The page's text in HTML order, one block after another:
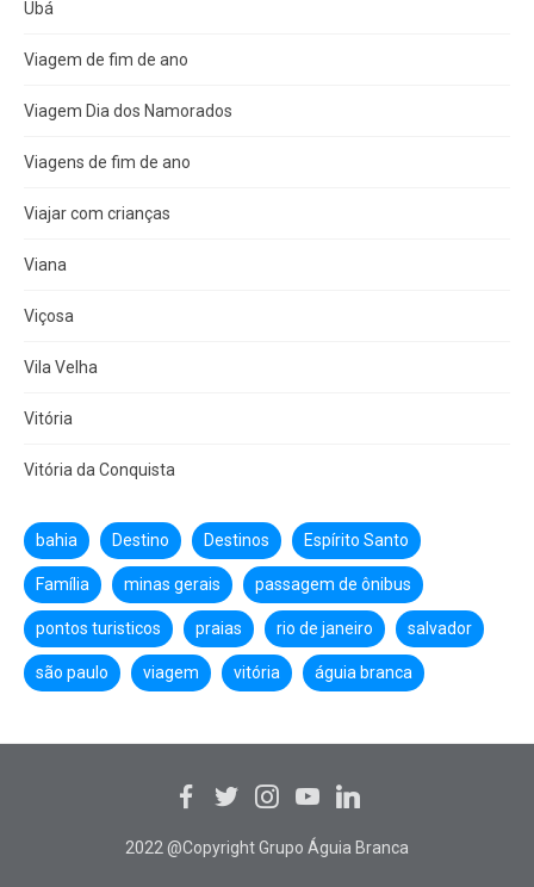
Ubá
Viagem de fim de ano
Viagem Dia dos Namorados
Viagens de fim de ano
Viajar com crianças
Viana
Viçosa
Vila Velha
Vitória
Vitória da Conquista
bahia Destino Destinos Espírito Santo
Família minas gerais passagem de ônibus
pontos turisticos praias rio de janeiro salvador
são paulo viagem vitória águia branca
2022 @Copyright Grupo Águia Branca